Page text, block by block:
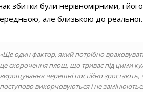
збитки були нерівномірними, і
але близькою до реальної.
«Ще один фактор, який потрібно
це скорочення площ, що триває під цими
вирощування черешні постійно зростають,
поступово викорчовуються і не